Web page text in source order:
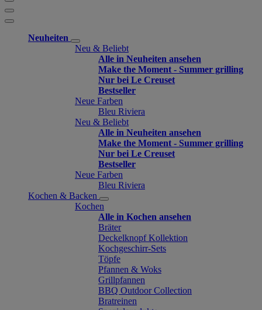
Neuheiten
Neu & Beliebt
Alle in Neuheiten ansehen
Make the Moment - Summer grilling
Nur bei Le Creuset
Bestseller
Neue Farben
Bleu Riviera
Neu & Beliebt
Alle in Neuheiten ansehen
Make the Moment - Summer grilling
Nur bei Le Creuset
Bestseller
Neue Farben
Bleu Riviera
Kochen & Backen
Kochen
Alle in Kochen ansehen
Bräter
Deckelknopf Kollektion
Kochgeschirr-Sets
Töpfe
Pfannen & Woks
Grillpfannen
BBQ Outdoor Collection
Bratreinen